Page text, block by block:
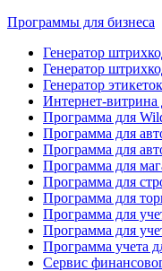
Программы для бизнеса
Генератор
Генератор
Генератор
Интернет-
Программа для
Программа для
Программа для
Программа для
Программа для
Программа для
Программа для
Программа для
Программа учета
Сервис